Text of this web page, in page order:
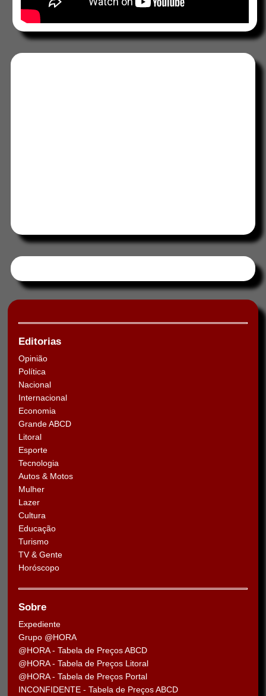
Editorias
Opinião
Política
Nacional
Internacional
Economia
Grande ABCD
Litoral
Esporte
Tecnologia
Autos & Motos
Mulher
Lazer
Cultura
Educação
Turismo
TV & Gente
Horóscopo
Sobre
Expediente
Grupo @HORA
@HORA - Tabela de Preços ABCD
@HORA - Tabela de Preços Litoral
@HORA - Tabela de Preços Portal
INCONFIDENTE - Tabela de Preços ABCD